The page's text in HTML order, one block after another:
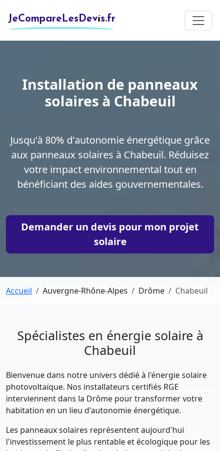
JeCompareLesDevis.fr
Installation de panneaux
solaires à Chabeuil
Jusqu'à 80% d'autonomie énergétique grâce
aux panneaux solaires à Chabeuil. Réduisez
votre impact environnemental tout en
bénéficiant des aides gouvernementales.
Demander un devis pour mon projet
solaire
Accueil Auvergne-Rhône-Alpes Drôme Chabeuil
Spécialistes en énergie solaire à
Chabeuil
Bienvenue dans notre univers dédié à l'énergie solaire
photovoltaïque. Nos installateurs certifiés RGE
interviennent dans la Drôme pour transformer votre
habitation en un lieu d'autonomie énergétique.
Les panneaux solaires représentent aujourd'hui
l'investissement le plus rentable et écologique pour les